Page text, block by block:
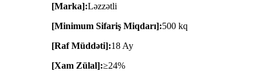
[Marka]:Ləzzətli
[Minimum Sifariş Miqdarı]:500 kq
[Raf Müddəti]:18 Ay
[Xam Zülal]:≥24%